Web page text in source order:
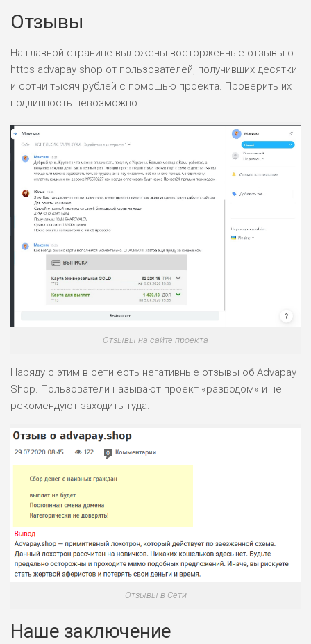
ПОДОЙДЕТ
ВСЕМ
0
ДОХОД: ВЫСОКИЙ
ЛЮБИТЕЛЯ
М СТАВОК
РИСКИ: СРЕДНИЕ
ДОХОД: ВЫСОКИЙ
БЮДЖЕТ: НИЗКИЙ
ПОДОЙДЕТ
ВСЕМ
ДОХОД: НИЗКИЙ
ПОДОЙДЕТ
РИСКИ: НИЗКИЕ
БЮДЖЕТ: НИЗКИЙ
Отзывы
На главной странице выложены восторженные отзывы о
https advapay shop от пользователей, получивших десятки
и сотни тысяч рублей с помощью проекта. Проверить их
подлинность невозможно.
Отзывы на сайте проекта
Наряду с этим в сети есть негативные отзывы об Advapay
Shop. Пользователи называют проект «разводом» и не
рекомендуют заходить туда.
Отзывы в Сети
Наше заключение